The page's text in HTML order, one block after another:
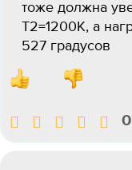
тоже должна
Т2=1200К, а
527 градусов